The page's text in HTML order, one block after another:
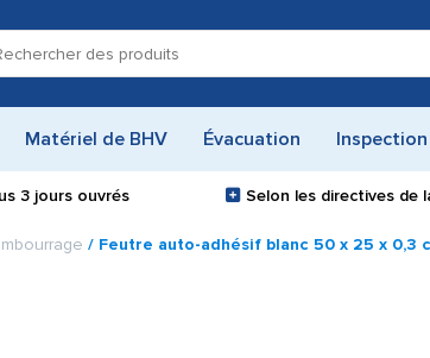
:
Matériel de BHV Évacuation
3 jours ouvrés Selon les directives de
/ Feutre auto-adhésif blanc 50 x 25 x 0,3